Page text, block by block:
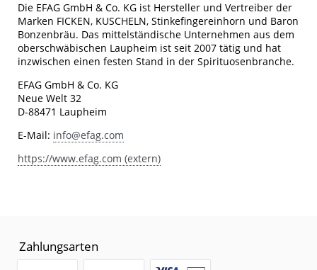
Die EFAG GmbH & Co. KG ist Hersteller und Vertreiber der
Marken FICKEN, KUSCHELN, Stinkefingereinhorn und Baron
Bonzenbräu. Das mittelständische Unternehmen aus dem
oberschwäbischen Laupheim ist seit 2007 tätig und hat
inzwischen einen festen Stand in der Spirituosenbranche.
EFAG GmbH & Co. KG
Neue Welt 32
D-88471 Laupheim
E-Mail: info@efag.com
https://www.efag.com (extern)
Zahlungsarten